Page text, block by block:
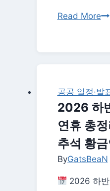
기
Read More한
1
강
와
일
드
공공 일정·발
2026 하
연휴 총
추석 황
ByGatsBeaN
2026 하반